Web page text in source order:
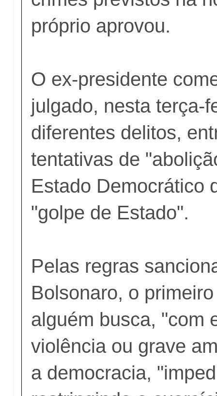
próprio aprovou.
O ex-presidente
julgado, nesta terça-
diferentes delitos,
tentativas de
Estado Democrático
"golpe de Estado".
Pelas regras
Bolsonaro, o
alguém busca, "com
violência ou grave
a democracia,